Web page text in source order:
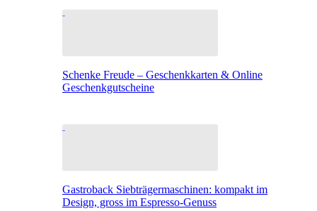
Schenke Freude – Geschenkkarten & Online
Geschenkgutscheine
Gastroback Siebträgermaschinen: kompakt im
Design, gross im Espresso-Genuss